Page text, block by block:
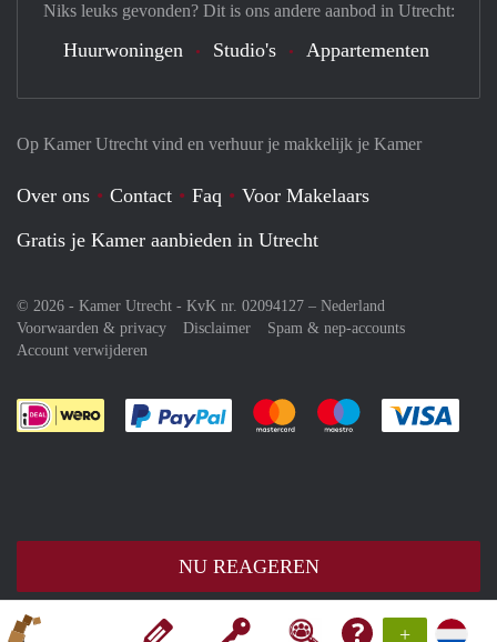
+
NU REAGEREN
Op Kamer Utrecht vind en verhuur je makkelijk je Kamer
Over ons Contact Faq
Voor Makelaars
Gratis je Kamer aanbieden in Utrecht
© 2026 - Kamer Utrecht - KvK nr. 02094127 – Nederland
Voorwaarden & privacy
Disclaimer
Spam & nep-accounts
Account verwijderen
Je rekent gemakkelijk af met Paypal
Je rekent gemakkelijk af met
Je rekent
Niks leuks gevonden? Dit is ons andere aanbod in Utrecht:
Huurwoningen Studio's Appartementen